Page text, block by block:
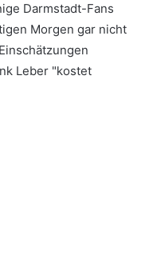
Darmstadt-Fans
Morgen gar nicht
Leber "kostet